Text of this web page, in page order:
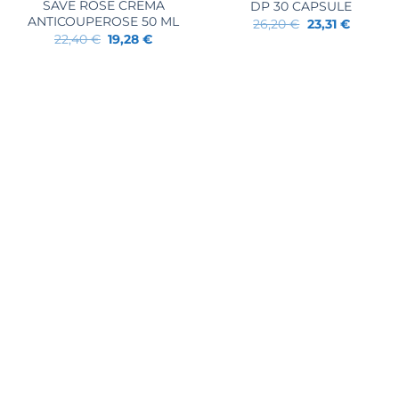
SAVE ROSE CREMA
ANTICOUPEROSE 50 ML
22,40€ Il
prezzo
19,28€Il
DP 30 CAPSULE
26,20€ Il
prezzo
23,31 €Il